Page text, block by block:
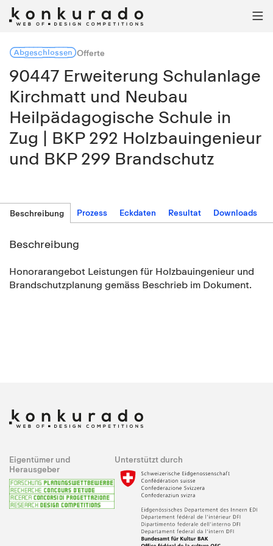

AbgeschlossenOfferte
90447 Erweiterung Schulanlage
Kirchmatt und Neubau
Heilpädagogische Schule in
Zug | BKP 292 Holzbauingenieur
und BKP 299 Brandschutz
Beschreibung Prozess Eckdaten Resultat Downloads
Beschreibung
Honorarangebot Leistungen für Holzbauingenieur und
Brandschutzplanung gemäss Beschrieb im Dokument.
Eigentümer und
Herausgeber
Unterstützt durch